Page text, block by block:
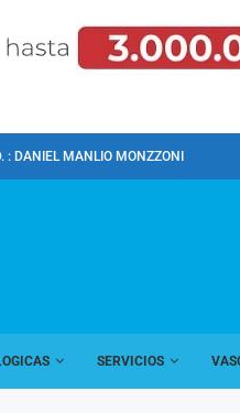
: DANIEL MANLIO MONZZONI
SERVICIOS